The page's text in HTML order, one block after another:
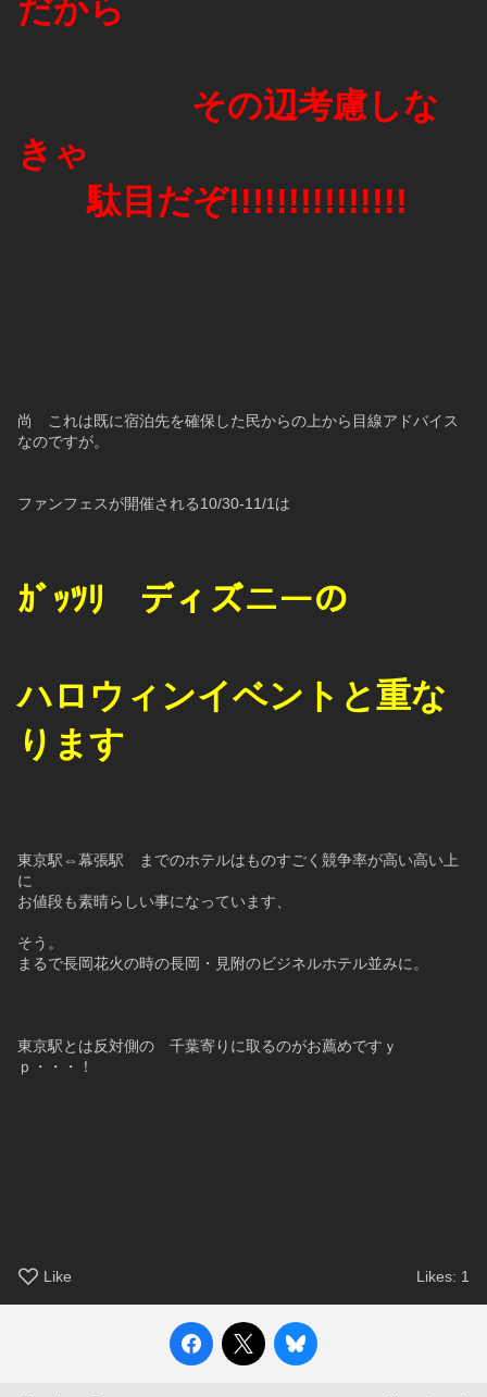
だから
その辺考慮しな
きゃ
駄目だぞ!!!!!!!!!!!!!!!
尚　これは既に宿泊先を確保した民からの上から目線アドバイス
なのですが。
ファンフェスが開催される10/30-11/1は
ｶﾞｯﾂﾘ　ディズニーの
ハロウィンイベントと重な
ります
東京駅⇔幕張駅　までのホテルはものすごく競争率が高い高い上
に
お値段も素晴らしい事になっています、
そう。
まるで長岡花火の時の長岡・見附のビジネルホテル並みに。
東京駅とは反対側の　千葉寄りに取るのがお薦めですｙ
ｐ・・・！
Like Likes: 1